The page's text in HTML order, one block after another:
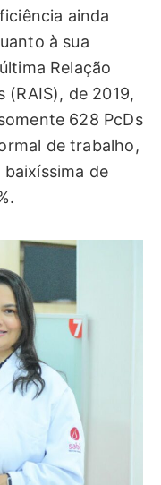
ainda
à sua
Relação
(RAIS), de 2019,
628 PcDs
de trabalho,
de